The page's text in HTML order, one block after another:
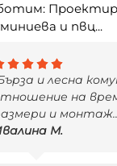
и пвц...
и лесна
на
и
М.